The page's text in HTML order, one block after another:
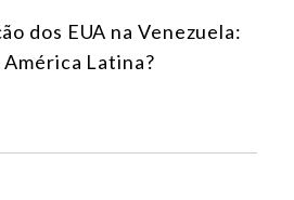
dos EUA na Venezuela:
Latina?